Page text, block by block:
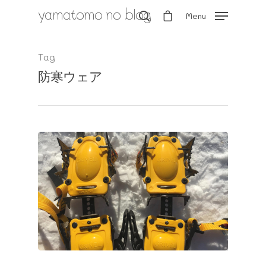
Hit enter to search or ESC to close
yamatomo no blog Menu
Tag
防寒ウェア